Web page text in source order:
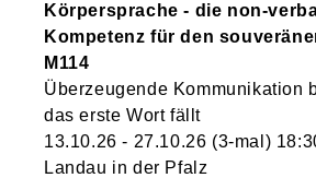
Körpersprache - die non-
Kompetenz für den
M114
Überzeugende Kommunikation
das erste Wort fällt
13.10.26 - 27.10.26 (3-mal)
Landau in der Pfalz